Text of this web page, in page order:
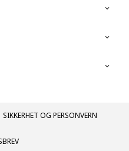
SIKKERHET OG PERSONVERN